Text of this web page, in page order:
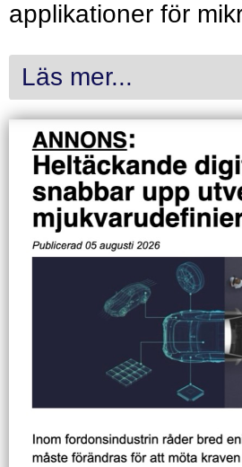
applikationer för
Läs mer...